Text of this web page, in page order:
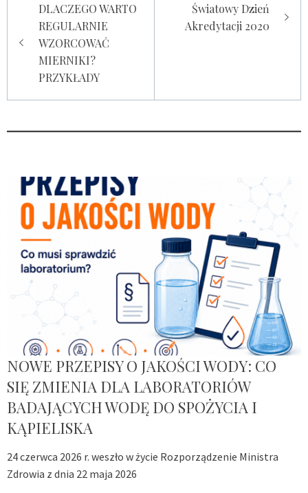
wpisu
DLACZEGO WARTO
REGULARNIE
WZORCOWAĆ
MIERNIKI?
PRZYKŁADY
Światowy Dzień
Akredytacji 2020
NOWE PRZEPISY O JAKOŚCI WODY: CO
SIĘ ZMIENIA DLA LABORATORIÓW
BADAJĄCYCH WODĘ DO SPOŻYCIA I
KĄPIELISKA
24 czerwca 2026 r. weszło w życie Rozporządzenie Ministra
Zdrowia z dnia 22 maja 2026